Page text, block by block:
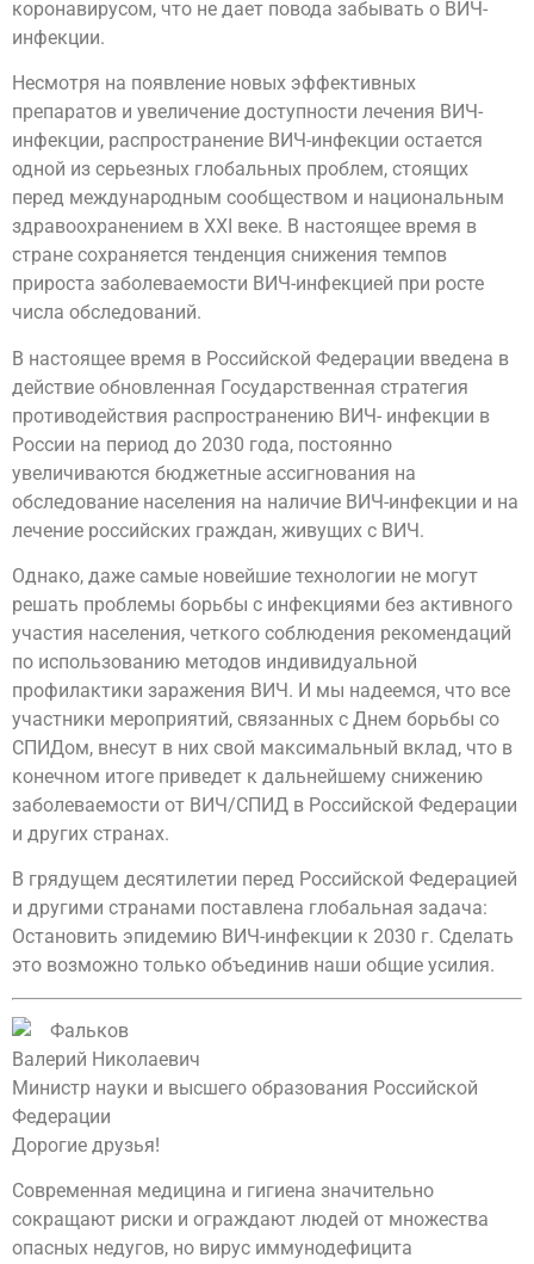
коронавирусом, что не дает повода забывать о ВИЧ-
инфекции.
Несмотря на появление новых эффективных
препаратов и увеличение доступности лечения ВИЧ-
инфекции, распространение ВИЧ-инфекции остается
одной из серьезных глобальных проблем, стоящих
перед международным сообществом и национальным
здравоохранением в XXI веке. В настоящее время в
стране сохраняется тенденция снижения темпов
прироста заболеваемости ВИЧ-инфекцией при росте
числа обследований.
В настоящее время в Российской Федерации введена в
действие обновленная Государственная стратегия
противодействия распространению ВИЧ- инфекции в
России на период до 2030 года, постоянно
увеличиваются бюджетные ассигнования на
обследование населения на наличие ВИЧ-инфекции и на
лечение российских граждан, живущих с ВИЧ.
Однако, даже самые новейшие технологии не могут
решать проблемы борьбы с инфекциями без активного
участия населения, четкого соблюдения рекомендаций
по использованию методов индивидуальной
профилактики заражения ВИЧ. И мы надеемся, что все
участники мероприятий, связанных с Днем борьбы со
СПИДом, внесут в них свой максимальный вклад, что в
конечном итоге приведет к дальнейшему снижению
заболеваемости от ВИЧ/СПИД в Российской Федерации
и других странах.
В грядущем десятилетии перед Российской Федерацией
и другими странами поставлена глобальная задача:
Остановить эпидемию ВИЧ-инфекции к 2030 г. Сделать
это возможно только объединив наши общие усилия.
Фальков
Валерий Николаевич
Министр науки и высшего образования Российской
Федерации
Дорогие друзья!
Современная медицина и гигиена значительно
сокращают риски и ограждают людей от множества
опасных недугов, но вирус иммунодефицита